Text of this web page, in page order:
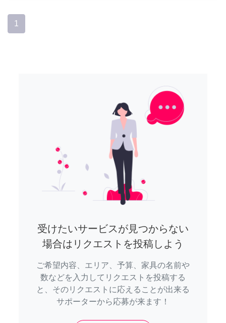
1
受けたいサービスが見つからない
場合はリクエストを投稿しよう
ご希望内容、エリア、予算、家具の名前や
数などを入力してリクエストを投稿する
と、そのリクエストに応えることが出来る
サポーターから応募が来ます！